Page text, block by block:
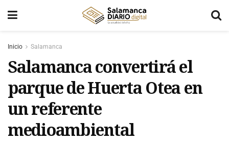
Inicio Salamanca
Salamanca convertirá el
parque de Huerta Otea en
un referente
medioambiental